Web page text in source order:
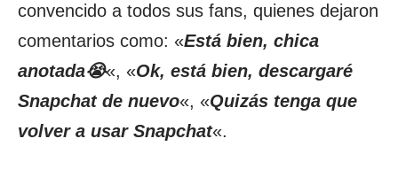
convencido a todos sus fans, quienes dejaron
comentarios como: «Está bien, chica
anotada😭«, «Ok, está bien, descargaré
Snapchat de nuevo«, «Quizás tenga que
volver a usar Snapchat«.